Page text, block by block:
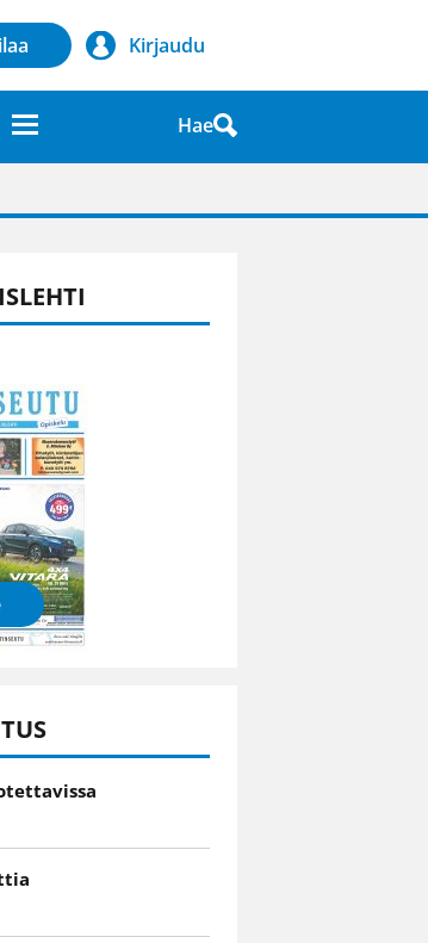
Kirjaudu
Hae